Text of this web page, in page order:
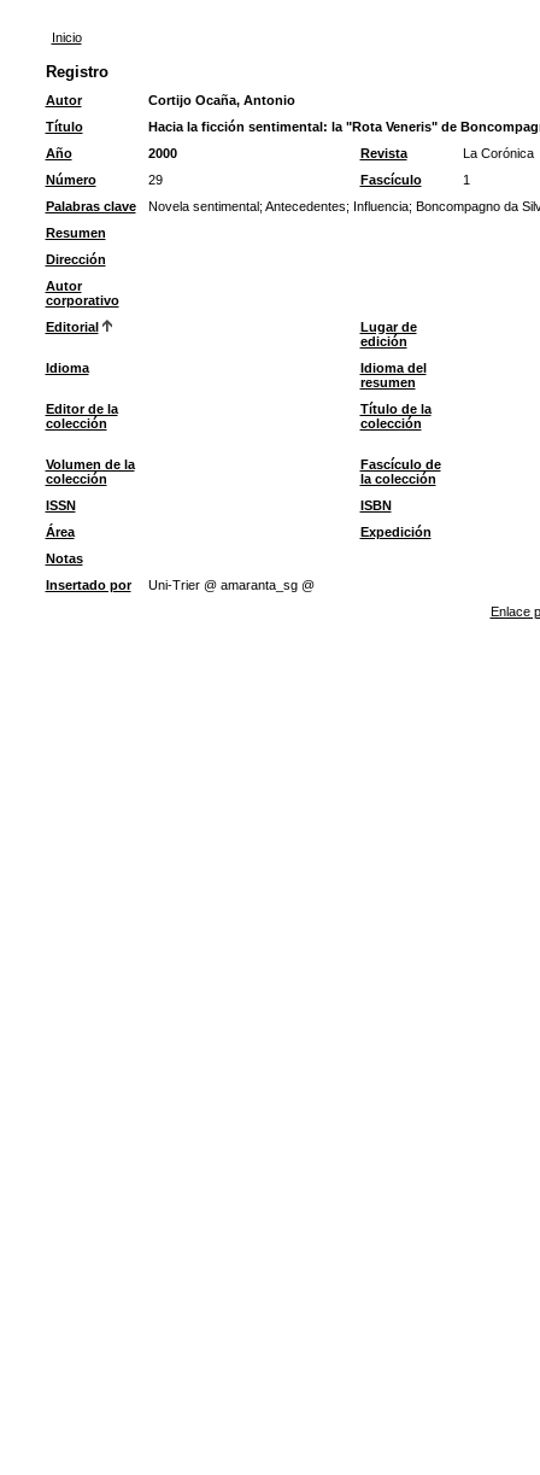
Inicio
Registro
Autor
Cortijo Ocaña, Antonio
Título
Hacia la ficción sentimental: la "Rota Veneris" de
Año
2000 Revista
La Corónica
Número
29 Fascículo
1
Palabras clave
Novela sentimental; Antecedentes; Influencia; Boncompagno da
Resumen
Dirección
Autor
corporativo
Editorial
Lugar de
edición
Idioma
Idioma del
resumen
Editor de la
colección
Título de la
colección
Volumen de la
colección
Fascículo de
la colección
ISSN
ISBN
Área
Expedición
Notas
Insertado por
Uni-Trier @ amaranta_sg @
Enlace